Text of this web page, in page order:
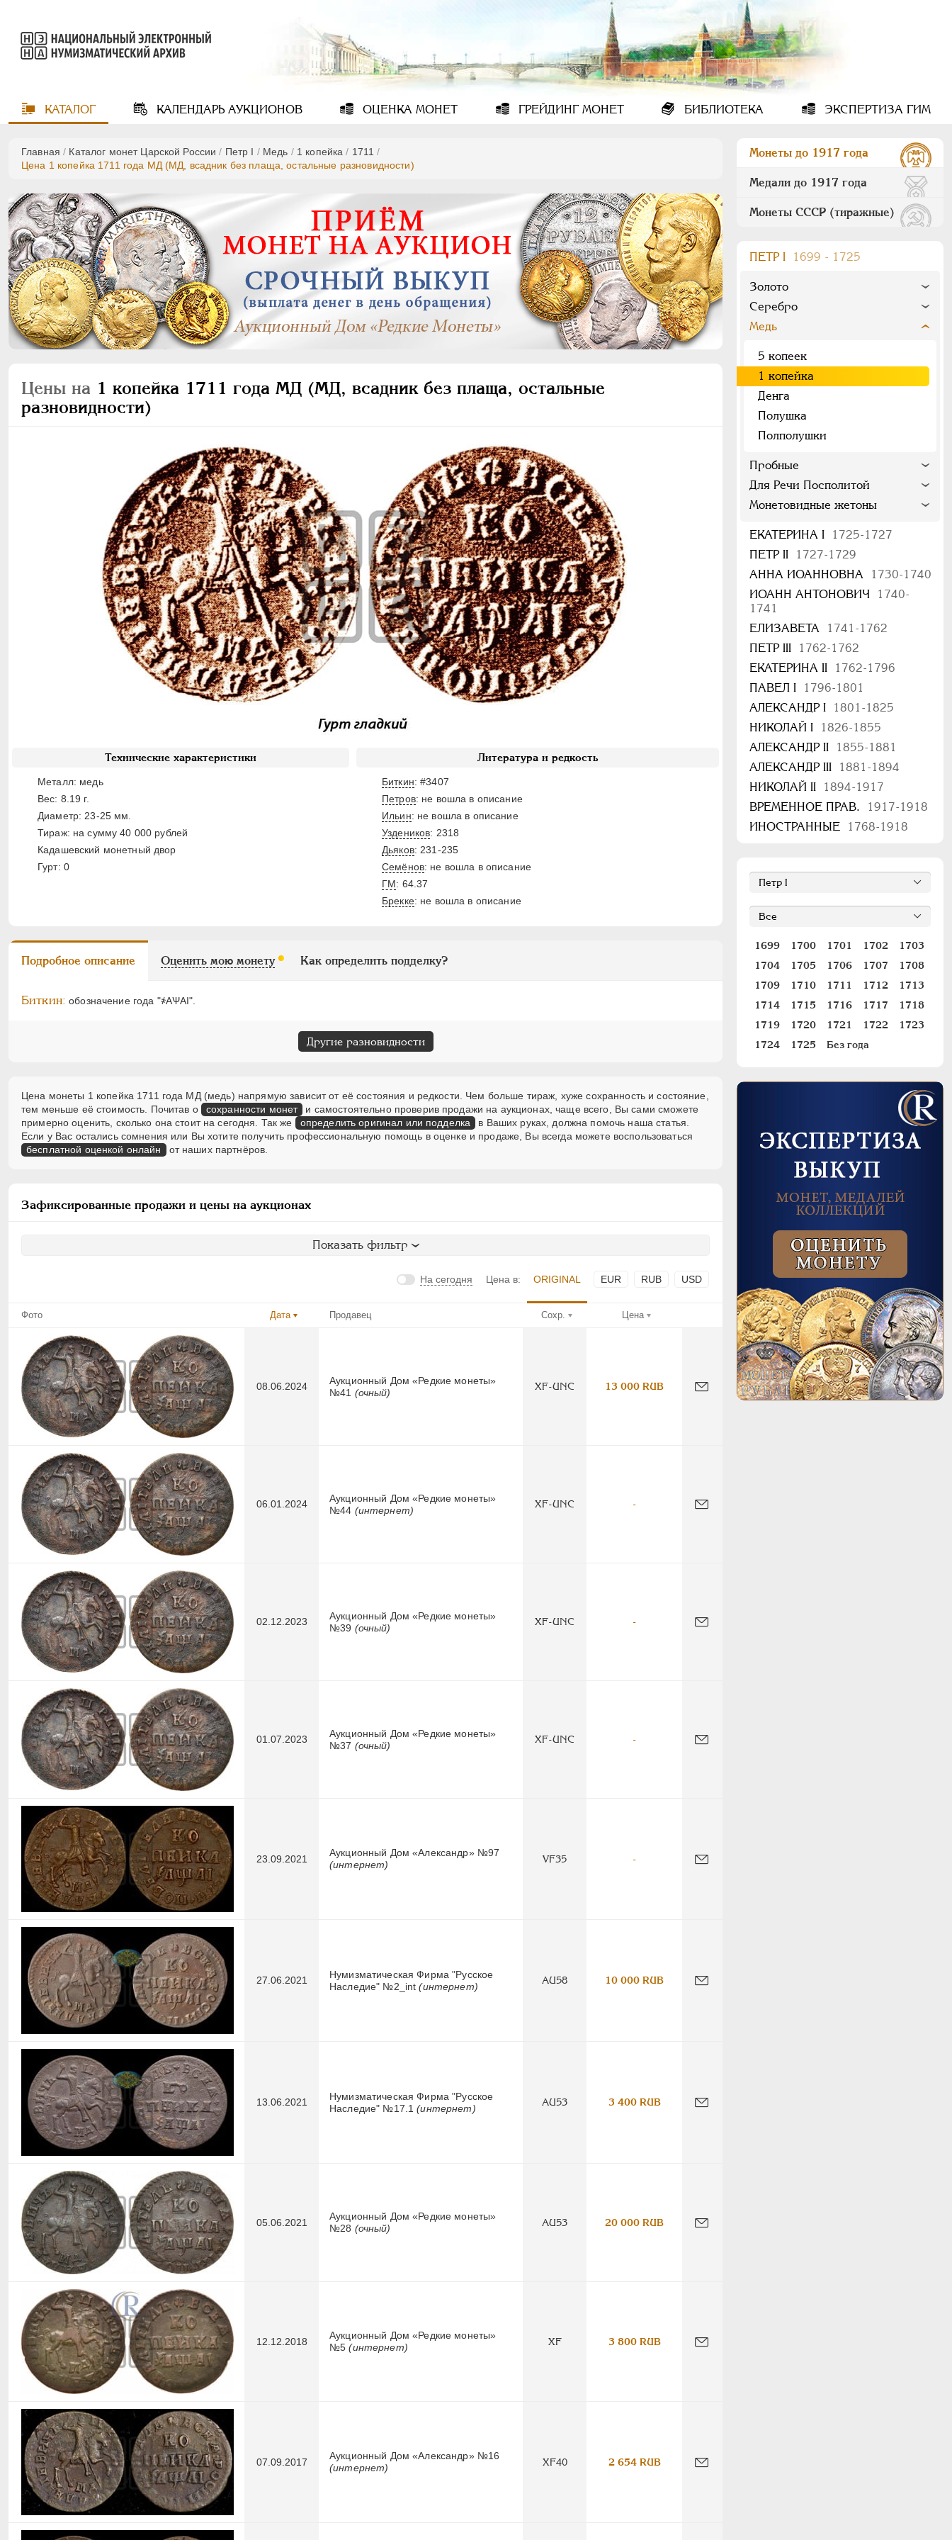
КАТАЛОГ КАЛЕНДАРЬАУКЦИОНОВ ОЦЕНКА МОНЕТ ГРЕЙДИНГМОНЕТ БИБЛИОТЕКА ЭКСПЕРТИЗА ГИМ
Главная / Каталог монет Царской России / Пeтр I / Медь / 1 копейка / 1711 /
Цена 1 копейка 1711 года МД (МД, всадник без плаща, остальные разновидности)
Цены на 1 копейка 1711 года МД (МД, всадник без плаща, остальные
разновидности)
Технические характеристики
Металл: медь
Вес: 8.19 г.
Диаметр: 23-25 мм.
Тираж: на сумму 40 000 рублей
Кадашевский монетный двор
Гурт: 0
Литература и редкость
Биткин: #3407
Петров: не вошла в описание
Ильин: не вошла в описание
Уздеников: 2318
Дьяков: 231-235
Семёнов: не вошла в описание
ГМ: 64.37
Брекке: не вошла в описание
Подробное описание Оценить мою монету Как определить подделку?
Биткин: обозначение года "҂АѰАI".
Другие разновидности
Цена монеты 1 копейка 1711 года МД (медь) напрямую зависит от её состояния и редкости. Чем больше тираж, хуже сохранность и состояние,
тем меньше её стоимость. Почитав о
сохранности монет
и самостоятельно проверив продажи на аукционах, чаще всего, Вы сами сможете
примерно оценить, сколько она стоит на сегодня. Так же
определить оригинал или подделка
в Ваших руках, должна помочь наша статья.
Если у Вас остались сомнения или Вы хотите получить профессиональную помощь в оценке и продаже, Вы всегда можете воспользоваться
бесплатной оценкой онлайн от наших партнёров.
Зафиксированные продажи и цены на аукционах
Показать фильтр
На сегодня Цена в: ORIGINAL EUR RUB USD
Фото Дата Продавец Сохр. Цена
08.06.2024
Аукционный Дом «Редкие монеты»
№41 (очный)
XF-UNC 13 000 RUB
06.01.2024
Аукционный Дом «Редкие монеты»
№44 (интернет)
XF-UNC -
02.12.2023
Аукционный Дом «Редкие монеты»
№39 (очный)
XF-UNC -
01.07.2023
Аукционный Дом «Редкие монеты»
№37 (очный)
XF-UNC -
23.09.2021
Аукционный Дом «Александр» №97
(интернет)
VF35 -
27.06.2021
Нумизматическая Фирма "Русское
Наследие" №2_int(интернет)
AU58 10 000 RUB
13.06.2021
Нумизматическая Фирма "Русское
Наследие" №17.1(интернет)
AU53 3 400 RUB
05.06.2021
Аукционный Дом «Редкие монеты»
№28 (очный)
AU53 20 000 RUB
12.12.2018
Аукционный Дом «Редкие монеты»
№5(интернет)
XF 3 800 RUB
07.09.2017
Аукционный Дом «Александр» №16
(интернет)
XF40 2 654 RUB
Монеты до 1917 года
Медали до 1917 года
Монеты СССР (тиражные)
ПEТР I 1699 - 1725
Золото
Серебро
Медь
5 копеек
1 копейка
Денга
Полушка
Полполушки
Пробные
Для Речи Посполитой
Монетовидные жетоны
ЕКАТЕРИНА I
1725-1727
ПЕТР II
1727-1729
АННА ИОАННОВНА
1730-1740
ИОАНН АНТОНОВИЧ
1740-
1741
ЕЛИЗАВЕТА
1741-1762
ПЕТР III
1762-1762
ЕКАТЕРИНА II
1762-1796
ПАВЕЛ I
1796-1801
АЛЕКСАНДР I
1801-1825
НИКОЛАЙ I
1826-1855
АЛЕКСАНДР II
1855-1881
АЛЕКСАНДР III
1881-1894
НИКОЛАЙ II
1894-1917
ВРЕМЕННОЕ ПРАВ.
1917-1918
ИНОСТРАННЫЕ
1768-1918
1699 1700 1701 1702
1703
1704
1705 1706 1707
1708
1709
1710 1711 1712
1713
1714
1715 1716 1717
1718
1719
1720 1721 1722
1723
1724
1725 Без года